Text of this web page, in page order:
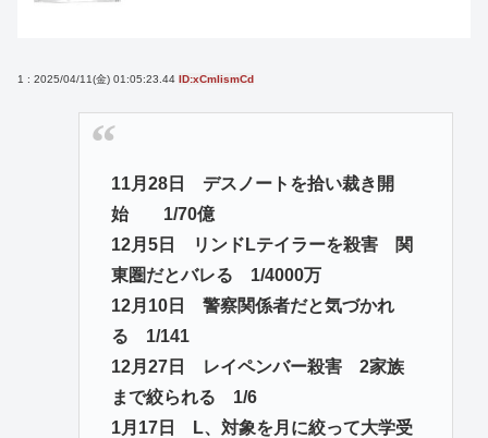
1 : 2025/04/11(金) 01:05:23.44 ID:xCmIismCd
11月28日 デスノートを拾い裁き開
始 1/70億
12月5日 リンドLテイラーを殺害 関
東圏だとバレる 1/4000万
12月10日 警察関係者だと気づかれ
る 1/141
12月27日 レイペンバー殺害 2家族
まで絞られる 1/6
1月17日 L、対象を月に絞って大学受